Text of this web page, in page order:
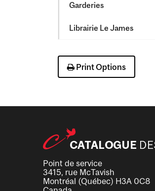
Garderies
Librairie Le James
Print Options
Point de service
3415, rue McTavish
Montréal (Québec) H3A 0C8